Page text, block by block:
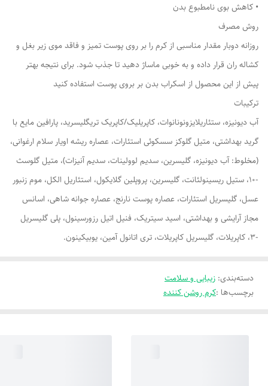
• کاهش بوی نامطبوع بدن
روش مصرف
روزانه دوبار مقدار مناسبی از کرم را بر روی پوست تمیز و فاقد موی زیر بغل و
کشاله ران قرار داده و به خوبی ماساژ دهید تا جذب شود. برای نتیجه بهتر
پیش از این محصول از اسکراب بدن بر بروی پوست استفاده کنید
ترکیبات
آب دیونیزه، ستئاریلایزونونانوات، کاپریلیک/کاپریک تریگلیسرید، پارافین مایع با
گرید بهداشتی، متیل گلوکز سسکوئی استئارات، عصاره ریشه اویار سلام ارغوانی،
(مخلوط: آب دیونیزه، گلیسرین، سدیم لوولینات، سدیم آنیزات)، متیل گلوسث
-10، ستیل ریسینولئانت، گلیسرین، پروپلین گلایکول، استئاریل الکل، موم زنبور
عسل، گلیسریل استئارات، عصاره پوست نارنج، عصاره جوانه شاهی، اسانس
مجاز آرایشی و بهداشتی، اسید سیتریک، فنیل اتیل رزورسینول، پلی گلیسریل
-3، کاپریلات، گلیسریل کاپریلات، تری اتانول آمین، یوبیکینون.
دسته‌بندی: زیبایی و سلامت
برچسب‌ها :کرم روشن کننده